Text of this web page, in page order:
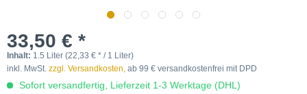
33,50 € *
Inhalt: 1.5 Liter (22,33 € * / 1 Liter)
inkl. MwSt. zzgl. Versandkosten, ab 99 € versandkostenfrei mit DPD
Sofort versandfertig, Lieferzeit 1-3 Werktage (DHL)